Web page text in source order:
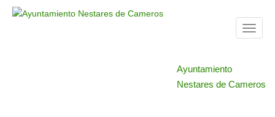
T
l
Ayuntamiento
Nestares de Cameros